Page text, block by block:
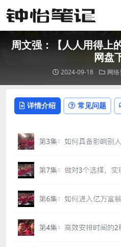
周文强：【人人用得上
网盘
2024-09-18 网
详情介绍 常见问题